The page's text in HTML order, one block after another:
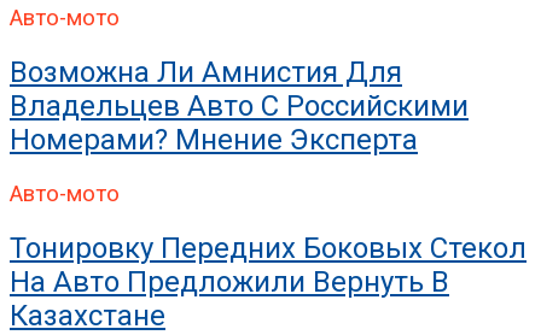
Авто-мото
Возможна Ли Амнистия Для
Владельцев Авто С Российскими
Номерами? Мнение Эксперта
Авто-мото
Тонировку Передних Боковых Стекол
На Авто Предложили Вернуть В
Казахстане